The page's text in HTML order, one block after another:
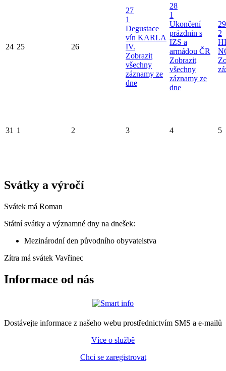
24 25 26
27
1
Degustace
vín KARLA
IV.
Zobrazit
všechny
záznamy ze
dne
28
1
Ukončení
prázdnin s
IZS a
armádou ČR
Zobrazit
všechny
záznamy ze
dne
29
2
31 1 2 3 4 5
Svátky a výročí
Svátek má Roman
Státní svátky a významné dny na dnešek:
Mezinárodní den původního obyvatelstva
Zítra má svátek Vavřinec
Informace od nás
Dostávejte informace z našeho webu prostřednictvím SMS a e-mailů
Více o službě
Chci se zaregistrovat